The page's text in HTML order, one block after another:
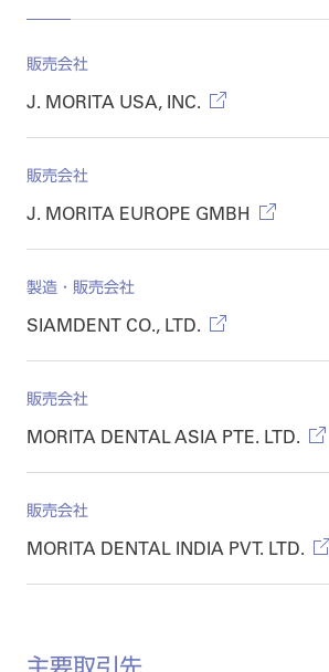
販売会社
J. MORITA USA, INC.
販売会社
J. MORITA EUROPE GMBH
製造・販売会社
SIAMDENT CO., LTD.
販売会社
MORITA DENTAL ASIA PTE. LTD.
販売会社
MORITA DENTAL INDIA PVT. LTD.